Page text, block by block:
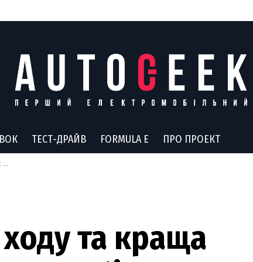
ТЕСТ-ДРАЙВ FORMULA E ПРО ПРОЕКТ
та краща